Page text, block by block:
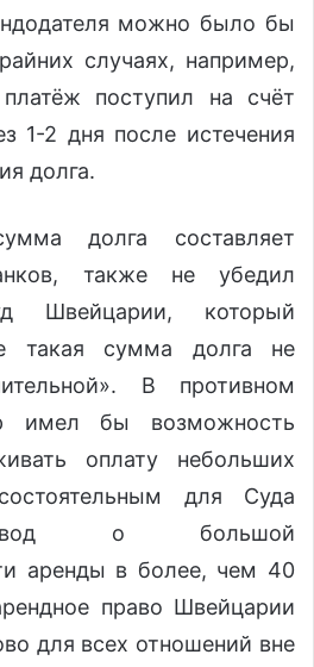
можно было бы
случаях, например,
поступил на счёт
1-2 дня после истечения
долга.
долга составляет
также не убедил
Швейцарии, который
такая сумма долга не
В противном
имел бы возможность
оплату небольших
для Суда
о большой
аренды в более, чем 40
право Швейцарии
для всех отношений вне